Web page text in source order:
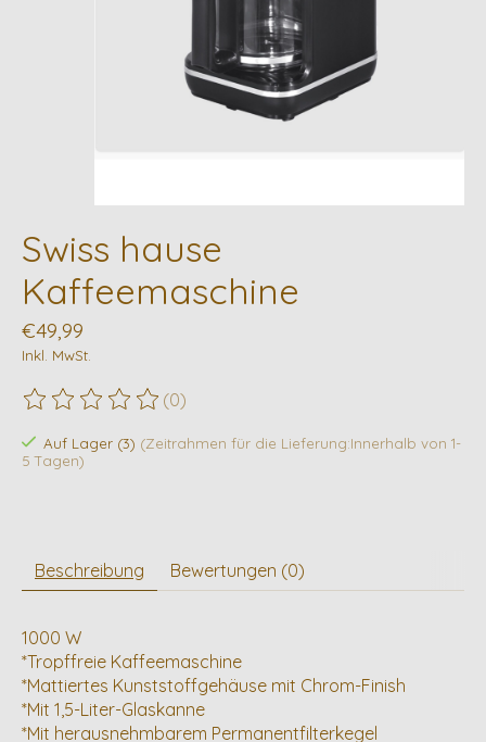
Swiss hause
Kaffeemaschine
€49,99
Inkl. MwSt.
Die Bewertung dieses Produkts ist
(0)
Auf Lager (3) (Zeitrahmen für die Lieferung:Innerhalb von 1-
5 Tagen)
Beschreibung Bewertungen (0)
1000 W
*Tropffreie Kaffeemaschine
*Mattiertes Kunststoffgehäuse mit Chrom-Finish
*Mit 1,5-Liter-Glaskanne
*Mit herausnehmbarem Permanentfilterkegel